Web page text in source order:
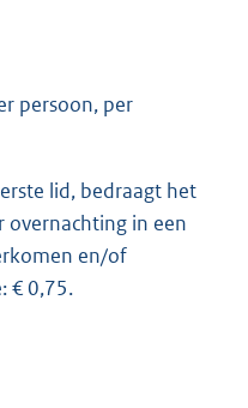
persoon, per
lid, bedraagt het
in een
en/of
€ 0,75.